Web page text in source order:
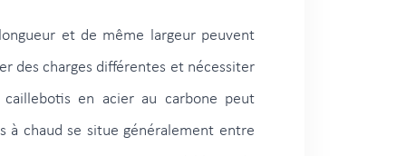
et de même largeur peuvent
des charges différentes et nécessiter
en acier au carbone peut
à chaud se situe généralement entre